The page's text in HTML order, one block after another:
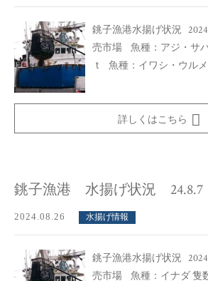
銚子漁港水揚げ状況
売市場 魚種：アジ・サ
ｔ 魚種：イワシ・ウル
詳しくはこちら
銚子漁港 水揚げ状況 24.8.7
2024.08.26 水揚げ情報
銚子漁港水揚げ状況
売市場 魚種：イナダ 隻